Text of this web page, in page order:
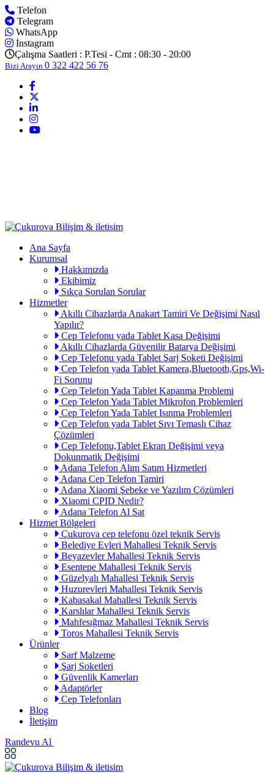
Telefon
Telegram
WhatsApp
İnstagram
Çalışma Saatleri : P.Tesi - Cmt : 08:30 - 20:00
Bizi Arayın 0 322 422 56 76
Ana Sayfa
Kurumsal
Hakkımızda
Ekibimiz
Sıkça Sorulan Sorular
Hizmetler
Akıllı Cihazlarda Anakart Tamiri Ve Değişimi Nasıl
Yapılır?
Cep Telefonu yada Tablet Kasa Değişimi
Akıllı Cihazlarda Güvenilir Batarya Değişimi
Cep Telefonu yada Tablet Şarj Soketi Değişimi
Cep Telefon yada Tablet Kamera,Bluetooth,Gps,Wi-
Fi Sorunu
Cep Telefon Yada Tablet Kapanma Problemi
Cep Telefon Yada Tablet Mikrofon Problemleri
Cep Telefon Yada Tablet Isınma Problemleri
Cep Telefon yada Tablet Sıvı Temaslı Cihaz
Çözümleri
Cep Telefonu,Tablet Ekran Değişimi veya
Dokunmatik Değişimi
Adana Telefon Alım Satım Hizmetleri
Adana Cep Telefon Tamiri
Adana Xiaomi Şebeke ve Yazılım Çözümleri
Xiaomi CPID Nedir?
Adana Telefon Al Sat
Hizmet Bölgeleri
Çukurova cep telefonu özel teknik Servis
Belediye Evleri Mahallesi Teknik Servis
Beyazevler Mahallesi Teknik Servis
Esentepe Mahallesi Teknik Servis
Güzelyalı Mahallesi Teknik Servis
Huzurevleri Mahallesi Teknik Servis
Kabasakal Mahallesi Teknik Servis
Karslılar Mahallesi Teknik Servis
Mahfesığmaz Mahallesi Teknik Servis
Toros Mahallesi Teknik Servis
Ürünler
Sarf Malzeme
Şarj Soketleri
Güvenlik Kamerları
Adaptörler
Cep Telefonları
Blog
İletişim
Randevu Al